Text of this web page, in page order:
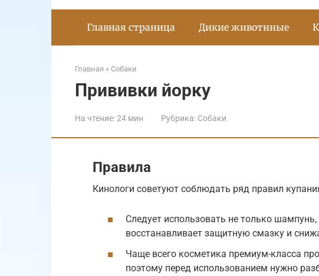
Главная страница Дикие животнные
Главная » Собаки
Прививки йорку
На чтение:24 мин Рубрика: Собаки
Правила
Кинологи советуют соблюдать ряд правил
Следует использовать не только
восстанавливает защитную смазку и
Чаще всего косметика премиум-класса
поэтому перед использованием нужно